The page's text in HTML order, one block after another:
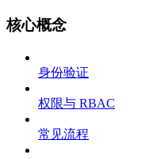
核心概念
身份验证
权限与 RBAC
常见流程